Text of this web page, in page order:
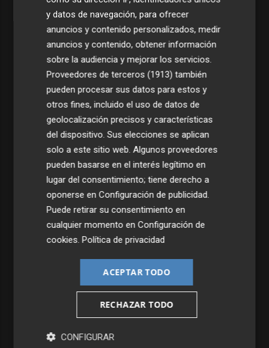
y datos de navegación, para ofrecer
anuncios y contenido personalizados, medir
anuncios y contenido, obtener información
sobre la audiencia y mejorar los servicios.
Proveedores de terceros (1913) también
pueden procesar sus datos para estos y
otros fines, incluido el uso de datos de
geolocalización precisos y características
del dispositivo. Sus elecciones se aplican
solo a este sitio web. Algunos proveedores
pueden basarse en el interés legítimo en
lugar del consentimiento; tiene derecho a
oponerse enConfiguración de publicidad.
Puede retirar su consentimiento en
cualquier momento enConfiguración de
cookies.Política de privacidad
ACEPTAR TODO
RECHAZAR TODO
CONFIGURAR